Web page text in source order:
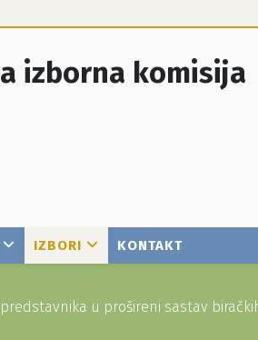
izborna komisija
IZBORI KONTAKT
u prošireni sastav biračkih